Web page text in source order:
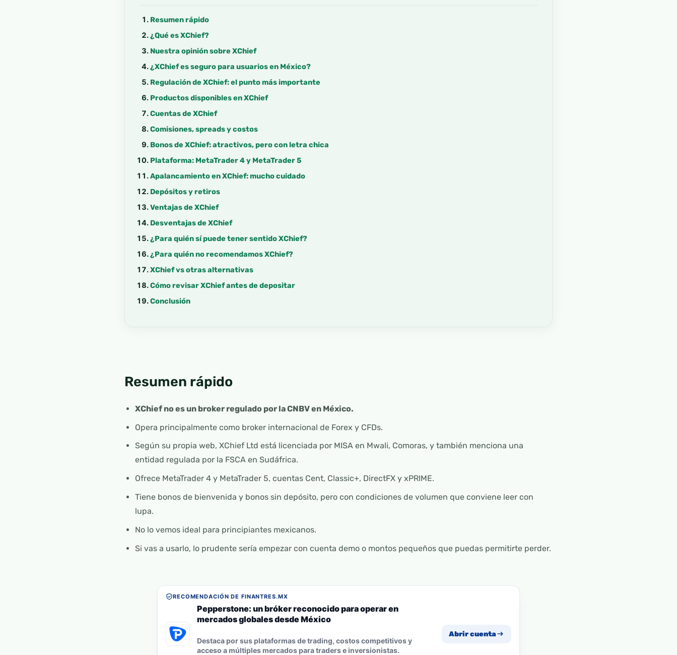
Resumen rápido
¿Qué es XChief?
Nuestra opinión sobre XChief
¿XChief es seguro para usuarios en México?
Regulación de XChief: el punto más importante
Productos disponibles en XChief
Cuentas de XChief
Comisiones, spreads y costos
Bonos de XChief: atractivos, pero con letra chica
Plataforma: MetaTrader 4 y MetaTrader 5
Apalancamiento en XChief: mucho cuidado
Depósitos y retiros
Ventajas de XChief
Desventajas de XChief
¿Para quién sí puede tener sentido XChief?
¿Para quién no recomendamos XChief?
XChief vs otras alternativas
Cómo revisar XChief antes de depositar
Conclusión
Resumen rápido
XChief no es un broker regulado por la CNBV en México.
Opera principalmente como broker internacional de Forex y CFDs.
Según su propia web, XChief Ltd está licenciada por MISA en Mwali, Comoras, y también menciona una
entidad regulada por la FSCA en Sudáfrica.
Ofrece MetaTrader 4 y MetaTrader 5, cuentas Cent, Classic+, DirectFX y xPRIME.
Tiene bonos de bienvenida y bonos sin depósito, pero con condiciones de volumen que conviene leer con
lupa.
No lo vemos ideal para principiantes mexicanos.
Si vas a usarlo, lo prudente sería empezar con cuenta demo o montos pequeños que puedas permitirte perder.
RECOMENDACIÓN DE FINANTRES.MX
Pepperstone: un bróker reconocido para operar en
mercados globales desde México
Destaca por sus plataformas de trading, costos competitivos y
acceso a múltiples mercados para traders e inversionistas.
Abrir cuenta